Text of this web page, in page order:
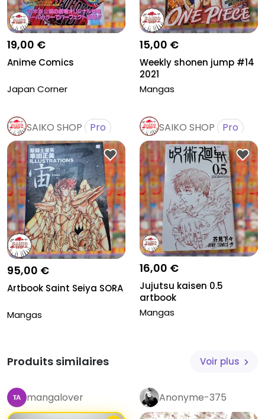
19,00 €
Anime Comics
Japan Corner
15,00 €
Weekly shonen jump #14
2021
Mangas
SAIKO SHOP Pro
95,00 €
Artbook Saint Seiya SORA
Mangas
SAIKO SHOP Pro
16,00 €
Jujutsu kaisen 0.5
artbook
Mangas
Produits similaires Voir plus
mangalover Anonyme-375